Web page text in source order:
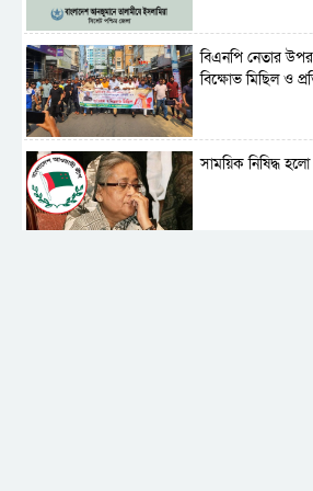
বিএনপি নেতার উপর
বিক্ষোভ মিছিল ও
সাময়িক নিষিদ্ধ